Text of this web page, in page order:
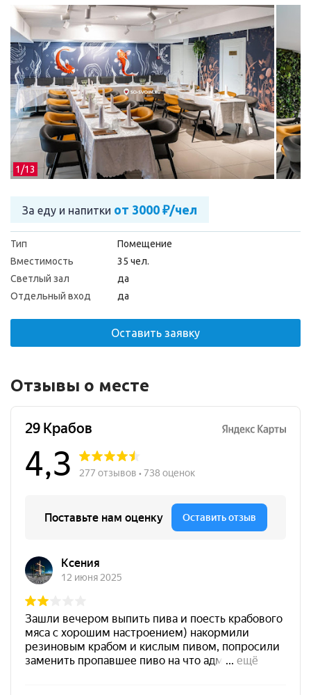
1/13
За еду и напитки от 3000 ₽/чел
Тип
Помещение
Вместимость
35 чел.
Светлый зал
да
Отдельный вход
да
Оставить заявку
Отзывы о месте